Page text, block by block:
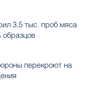
3,5 тыс. проб мяса
перекроют на